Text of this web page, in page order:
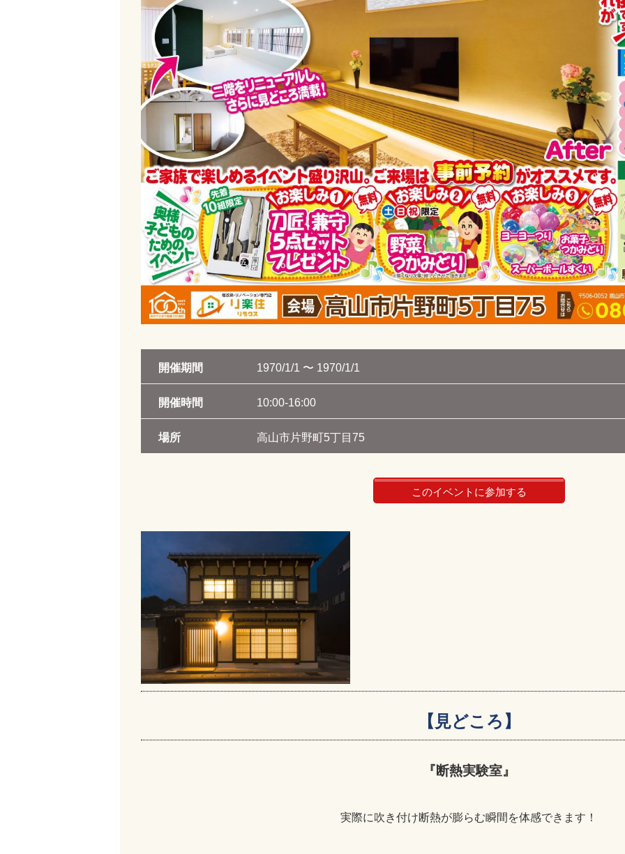
開催期間 1970/1/1 〜 1970/1/1
開催時間 10:00-16:00
場所 高山市片野町5丁目75
このイベントに参加する
【見どころ】
『断熱実験室』
実際に吹き付け断熱が膨らむ瞬間を体感できます！